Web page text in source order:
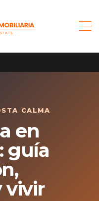
CALMA
en
guía
vivir